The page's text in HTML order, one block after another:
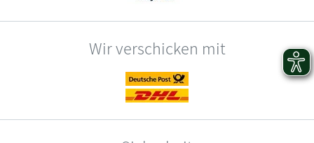
Wir verschicken mit